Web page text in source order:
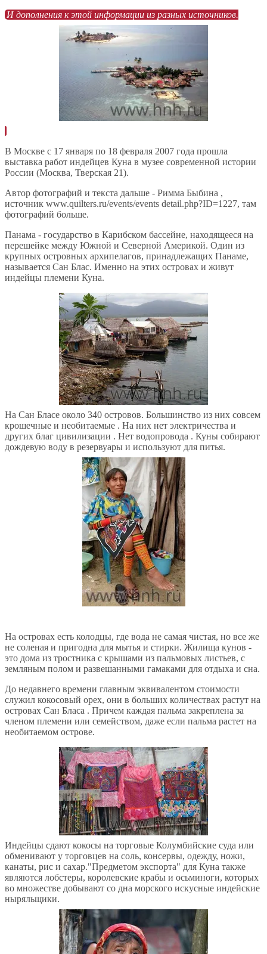
И дополнения к этой информации из разных источников.
В Москве с 17 января по 18 февраля 2007 года прошла
выставка работ индейцев Куна в музее современной истории
России (Москва, Тверская 21).
Автор фотографий и текста дальше - Римма Быбина ,
источник www.quilters.ru/events/events detail.php?ID=1227, там
фотографий больше.
Панама - государство в Карибском бассейне, находящееся на
перешейке между Южной и Северной Америкой. Один из
крупных островных архипелагов, принадлежащих Панаме,
называется Сан Блас. Именно на этих островах и живут
индейцы племени Куна.
На Сан Бласе около 340 островов. Большинство из них совсем
крошечные и необитаемые . На них нет электричества и
других благ цивилизации . Нет водопровода . Куны собирают
дождевую воду в резервуары и используют для питья.
На островах есть колодцы, где вода не самая чистая, но все же
не соленая и пригодна для мытья и стирки. Жилища кунов -
это дома из тростника с крышами из пальмовых листьев, с
земляным полом и развешанными гамаками для отдыха и сна.
До недавнего времени главным эквивалентом стоимости
служил кокосовый орех, они в больших количествах растут на
островах Сан Бласа . Причем каждая пальма закреплена за
членом племени или семейством, даже если пальма растет на
необитаемом острове.
Индейцы сдают кокосы на торговые Колумбийские суда или
обменивают у торговцев на соль, консервы, одежду, ножи,
канаты, рис и сахар."Предметом экспорта" для Куна также
являются лобстеры, королевские крабы и осьминоги, которых
во множестве добывают со дна морского искусные индейские
ныряльщики.